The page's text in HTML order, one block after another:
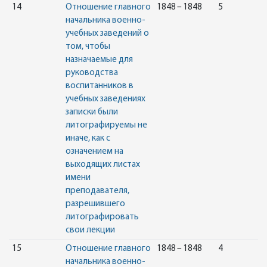
14
Отношение главного
начальника военно-
учебных заведений о
том, чтобы
назначаемые для
руководства
воспитанников в
учебных заведениях
записки были
литографируемы не
иначе, как с
означением на
выходящих листах
имени
преподавателя,
разрешившего
литографировать
свои лекции
1848 – 1848 5
15
Отношение главного
начальника военно-
1848 – 1848 4